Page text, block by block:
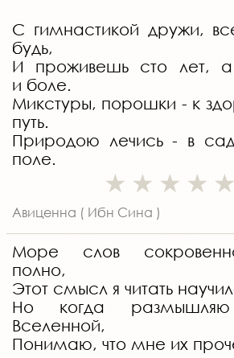
С гимнастикой дружи,
будь,
И проживешь сто лет,
и боле.
Микстуры, порошки - к
путь.
Природою лечись - в
поле.
Авиценна ( Ибн Сина )
Море слов
полно,
Этот смысл я читать
Но когда
Вселенной,
Понимаю, что мне их